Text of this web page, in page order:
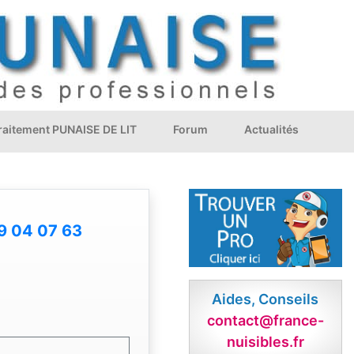
PUNAISE DE LIT Forum Actualités
04 07 63
Aides, Conseils
contact@france-
nuisibles.fr